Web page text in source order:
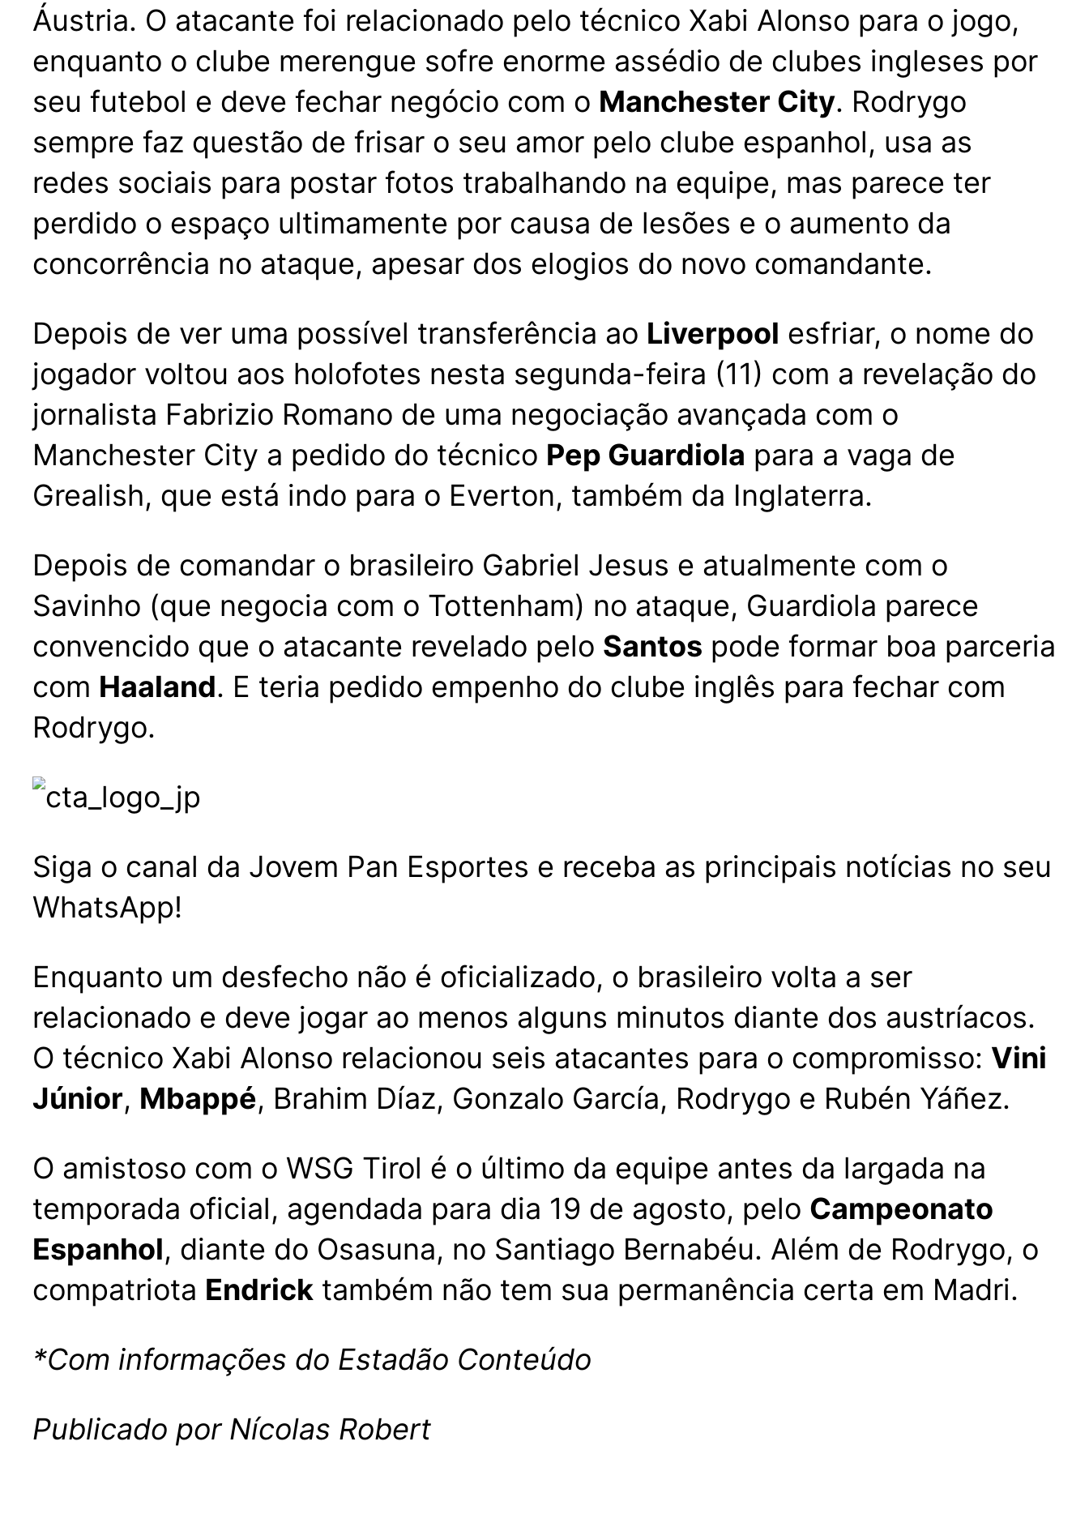
Áustria. O atacante foi relacionado pelo técnico Xabi Alonso para o jogo,
enquanto o clube merengue sofre enorme assédio de clubes ingleses por
seu futebol e deve fechar negócio com o Manchester City. Rodrygo
sempre faz questão de frisar o seu amor pelo clube espanhol, usa as
redes sociais para postar fotos trabalhando na equipe, mas parece ter
perdido o espaço ultimamente por causa de lesões e o aumento da
concorrência no ataque, apesar dos elogios do novo comandante.
Depois de ver uma possível transferência ao Liverpool esfriar, o nome do
jogador voltou aos holofotes nesta segunda-feira (11) com a revelação do
jornalista Fabrizio Romano de uma negociação avançada com o
Manchester City a pedido do técnico Pep Guardiola para a vaga de
Grealish, que está indo para o Everton, também da Inglaterra.
Depois de comandar o brasileiro Gabriel Jesus e atualmente com o
Savinho (que negocia com o Tottenham) no ataque, Guardiola parece
convencido que o atacante revelado pelo Santos pode formar boa parceria
com Haaland. E teria pedido empenho do clube inglês para fechar com
Rodrygo.
Siga o canal da Jovem Pan Esportes e receba as principais notícias no seu
WhatsApp!
Enquanto um desfecho não é oficializado, o brasileiro volta a ser
relacionado e deve jogar ao menos alguns minutos diante dos austríacos.
O técnico Xabi Alonso relacionou seis atacantes para o compromisso: Vini
Júnior, Mbappé, Brahim Díaz, Gonzalo García, Rodrygo e Rubén Yáñez.
O amistoso com o WSG Tirol é o último da equipe antes da largada na
temporada oficial, agendada para dia 19 de agosto, pelo Campeonato
Espanhol, diante do Osasuna, no Santiago Bernabéu. Além de Rodrygo, o
compatriota Endrick também não tem sua permanência certa em Madri.
*Com informações do Estadão Conteúdo
Publicado por Nícolas Robert